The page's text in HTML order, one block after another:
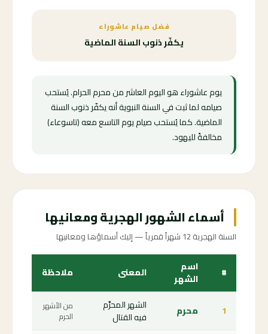
فضل صيام عاشوراء
يكفّر ذنوب السنة الماضية
يوم عاشوراء هو اليوم العاشر من محرم الحرام. يُستحب
صيامه لما ثبت في السنة النبوية أنه يكفّر ذنوب السنة
الماضية. كما يُستحب صيام يوم التاسع معه (تاسوعاء)
مخالفةً لليهود.
أسماء الشهور الهجرية ومعانيها
السنة الهجرية 12 شهراً قمرياً — إليك أسماؤها ومعانيها
#
اسم
الشهر
المعنى ملاحظة
1 محرم
الشهر المحرَّم
فيه القتال
من الأشهر
الحرم